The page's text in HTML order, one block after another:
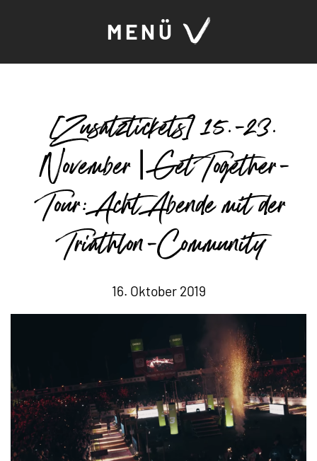
MENÜ
[Zusatztickets] 15.-23.
November | Get Together-
Tour: Acht Abende mit der
Triathlon-Community
16. Oktober 2019